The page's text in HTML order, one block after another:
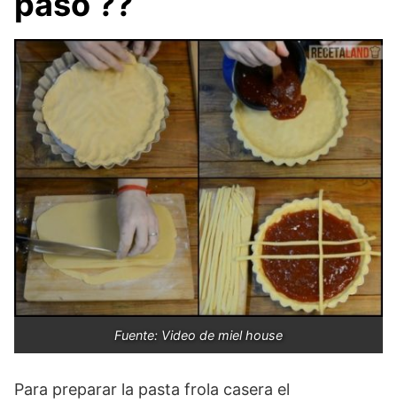
Fuente: Video de miel house
Para preparar la pasta frola casera el